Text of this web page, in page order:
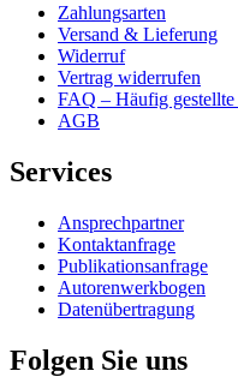
Zahlungsarten
Versand & Lieferung
Widerruf
Vertrag widerrufen
FAQ – Häufig gestellte
AGB
Services
Ansprechpartner
Kontaktanfrage
Publikationsanfrage
Autorenwerkbogen
Datenübertragung
Folgen Sie uns